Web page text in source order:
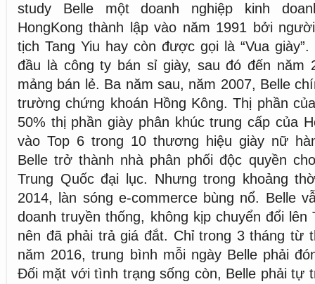
study Belle một doanh nghiệp kinh
HongKong thành lập vào năm 1991 bởi
tịch Tang Yiu hay còn được gọi là “Vua
đầu là công ty bán sỉ giày, sau đó đến năm
mảng bán lẻ. Ba năm sau, năm 2007, Belle
trường chứng khoán Hồng Kông. Thị phần
50% thị phần giày phân khúc trung cấp của
vào Top 6 trong 10 thương hiệu giày nữ
Belle trở thành nhà phân phối độc quyền
Trung Quốc đại lục. Nhưng trong khoảng
2014, làn sóng e-commerce bùng nổ. Belle
doanh truyền thống, không kịp chuyển đổi
nên đã phải trả giá đắt. Chỉ trong 3 tháng từ
năm 2016, trung bình mỗi ngày Belle phải
Đối mặt với tình trạng sống còn, Belle phải tự